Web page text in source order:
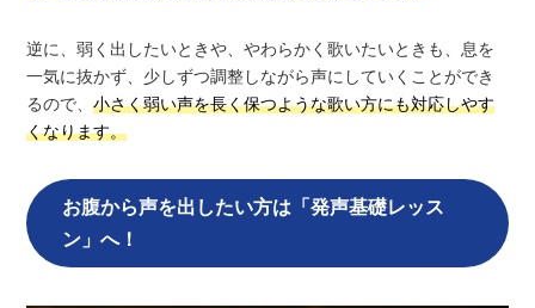
逆に、弱く出したいときや、やわらかく歌いたいときも、息を
一気に抜かず、少しずつ調整しながら声にしていくことができ
るので、小さく弱い声を長く保つような歌い方にも対応しやす
くなります。
お腹から声を出したい方は「発声基礎レッス
ン」へ！